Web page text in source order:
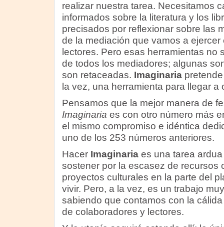
realizar nuestra tarea. Necesitamos
informados sobre la literatura y los
precisados por reflexionar sobre las
de la mediación que vamos a ejercer
lectores. Pero esas herramientas no
de todos los mediadores; algunas
son retaceadas. Imaginaria
la vez, una herramienta para llegar a
Pensamos que la mejor manera de
Imaginaria es con otro número más
el mismo compromiso e idéntica
uno de los 253 números anteriores.
Hacer Imaginaria es una tarea
sostener por la escasez de recursos
proyectos culturales en la parte del
vivir. Pero, a la vez, es un trabajo
sabiendo que contamos con la
de colaboradores y lectores.